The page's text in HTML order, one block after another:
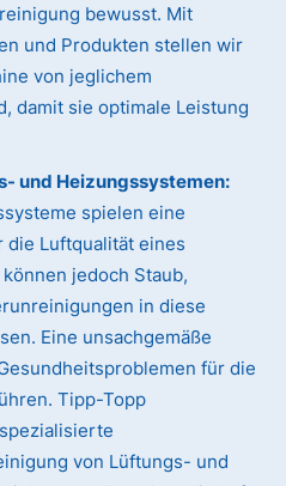
bewusst. Mit
und Produkten stellen wir
von jeglichem
damit sie optimale Leistung
und Heizungssystemen:
spielen eine
die Luftqualität eines
jedoch Staub,
in diese
Eine unsachgemäße
für die
Tipp-Topp
von Lüftungs- und